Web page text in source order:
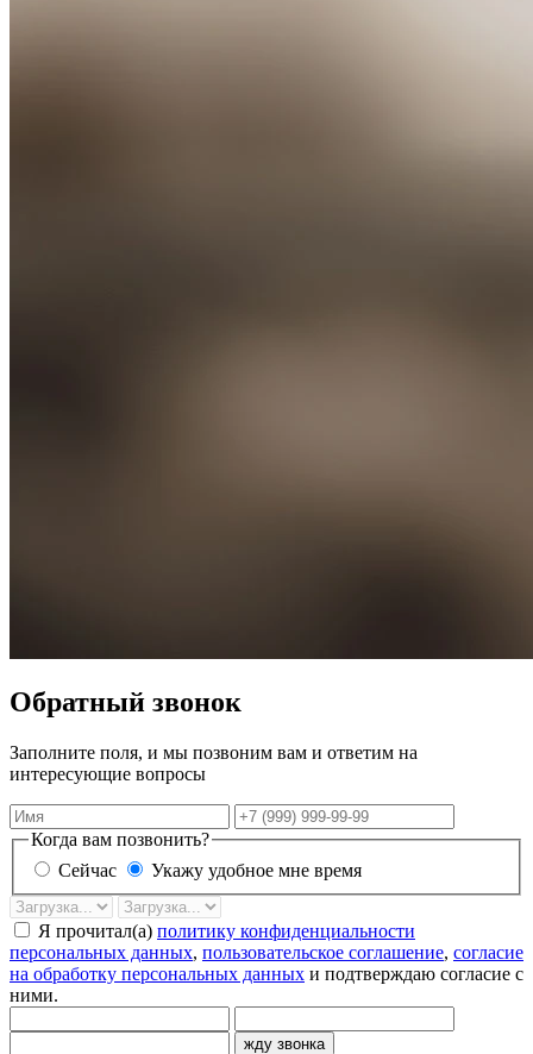
Обратный звонок
Заполните поля, и мы позвоним вам и ответим на
интересующие вопросы
Имя
Телефон
Когда вам позвонить?
Сейчас
Укажу удобное мне время
Дата
звонка
Время
Я прочитал(а) политику конфиденциальности
персональных данных, пользовательское соглашение, согласие
на обработку персональных данных и подтверждаю согласие с
ними.
жду звонка